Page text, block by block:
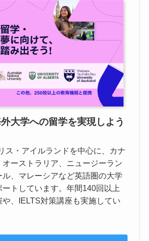
大学への留学を実現しよう
ス・アイルランドを中心に、カナ
オーストラリア、ニュージーラン
ル、マレーシアなど英語圏の大学
トしています。年間140回以上
、IELTS対策講座も実施してい